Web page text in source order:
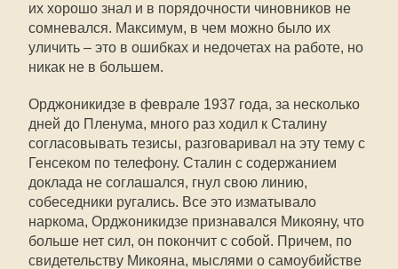
их хорошо знал и в порядочности чиновников не
сомневался. Максимум, в чем можно было их
уличить – это в ошибках и недочетах на работе, но
никак не в большем.
Орджоникидзе в феврале 1937 года, за несколько
дней до Пленума, много раз ходил к Сталину
согласовывать тезисы, разговаривал на эту тему с
Генсеком по телефону. Сталин с содержанием
доклада не соглашался, гнул свою линию,
собеседники ругались. Все это изматывало
наркома, Орджоникидзе признавался Микояну, что
больше нет сил, он покончит с собой. Причем, по
свидетельству Микояна, мыслями о самоубийстве